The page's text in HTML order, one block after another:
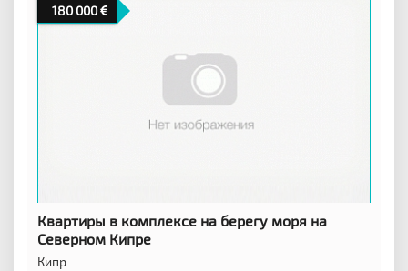
180 000
Квартиры в комплексе на берегу моря на
Северном Кипре
Кипр